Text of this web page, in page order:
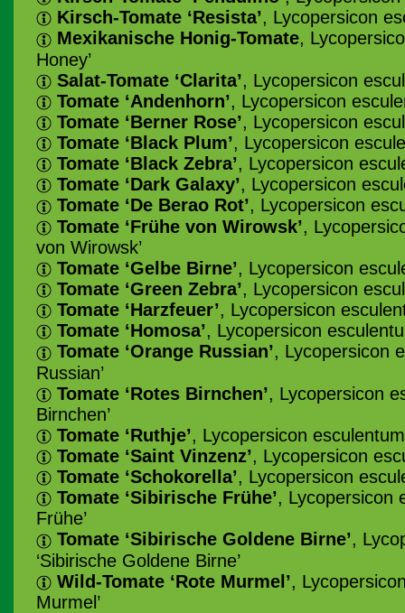
Kirsch-Tomate ‘Resista’, Lycopersicon
Mexikanische Honig-Tomate,
Honey’
Salat-Tomate ‘Clarita’, Lycopersicon
Tomate ‘Andenhorn’, Lycopersicon
Tomate ‘Berner Rose’, Lycopersicon
Tomate ‘Black Plum’, Lycopersicon
Tomate ‘Black Zebra’, Lycopersicon
Tomate ‘Dark Galaxy’, Lycopersicon
Tomate ‘De Berao Rot’, Lycopersicon
Tomate ‘Frühe von Wirowsk’,
von Wirowsk’
Tomate ‘Gelbe Birne’, Lycopersicon
Tomate ‘Green Zebra’, Lycopersicon
Tomate ‘Harzfeuer’, Lycopersicon
Tomate ‘Homosa’, Lycopersicon
Tomate ‘Orange Russian’, Lycopersicon
Russian’
Tomate ‘Rotes Birnchen’, Lycopersicon
Birnchen’
Tomate ‘Ruthje’, Lycopersicon esculentum
Tomate ‘Saint Vinzenz’, Lycopersicon
Tomate ‘Schokorella’, Lycopersicon
Tomate ‘Sibirische Frühe’, Lycopersicon
Frühe’
Tomate ‘Sibirische Goldene Birne’,
‘Sibirische Goldene Birne’
Wild-Tomate ‘Rote Murmel’,
Murmel’